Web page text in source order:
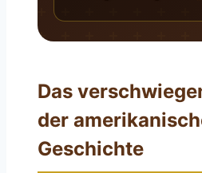
Das
der
Geschichte